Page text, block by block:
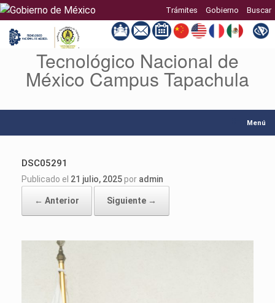
Trámites Gobierno Buscar
contenido
Tecnológico Nacional de
México Campus Tapachula
Menú
DSC05291
Publicado el 21 julio, 2025por admin
← Anterior Siguiente →